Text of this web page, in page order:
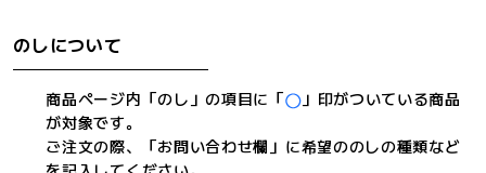
のしについて
商品ページ内「のし」の項目に「
」印がついている商品
が対象です。
ご注文の際、「お問い合わせ欄」に希望ののしの種類など